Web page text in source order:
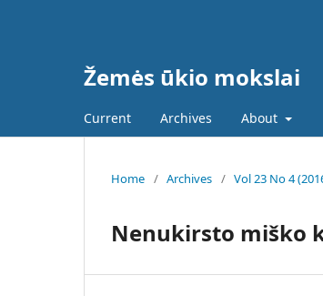
Žemės ūkio mokslai
Current Archives About
Home / Archives / Vol 23 No 4
Nenukirsto miško